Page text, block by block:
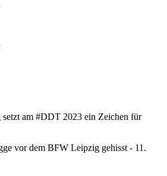
am #DDT 2023 ein Zeichen für